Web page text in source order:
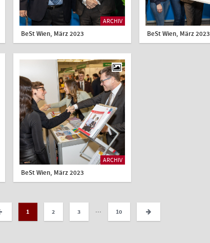
ARCHIV
BeSt Wien, März 2023 BeSt Wien, März 2023
ARCHIV
BeSt Wien, März 2023
1 2 3 ... 10